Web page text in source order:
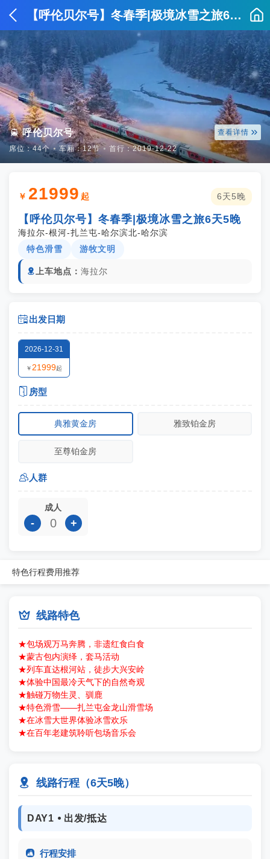
【呼伦贝尔号】冬春季|极境冰雪之旅6天5晚
 呼伦贝尔号 查看详情 
席位：44个 ⦁ 车厢：12节 ⦁ 首行：2019-12-22
￥ 21999 起 6天5晚
【呼伦贝尔号】冬春季|极境冰雪之旅6天5晚
海拉尔-根河-扎兰屯-哈尔滨北-哈尔滨
特色滑雪
游牧文明
 上车地点： 海拉尔
出发日期
2026-12-31
￥ 21999起
 房型
典雅黄金房 雅致铂金房
至尊铂金房
 人群
成人
- +
特色行程费用推荐
 线路特色
★包场观万马奔腾，非遗红食白食
★蒙古包内演绎，套马活动
★列车直达根河站，徒步大兴安岭
★体验中国最冷天气下的自然奇观
★触碰万物生灵、驯鹿
★特色滑雪——扎兰屯金龙山滑雪场
★在冰雪大世界体验冰雪欢乐
★在百年老建筑聆听包场音乐会
 线路行程（6天5晚）
DAY1 ⦁ 出发/抵达
 行程安排